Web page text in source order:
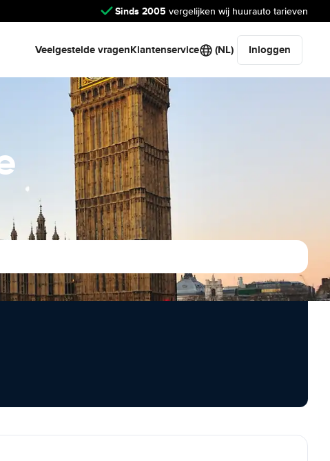
Sinds 2005 vergelijken wij huurauto tarieven
Veelgestelde vragenKlantenservice (NL) Inloggen